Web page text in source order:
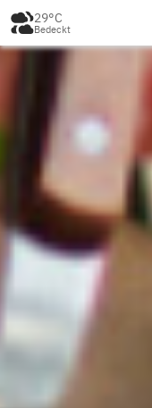
29°C
Bedeckt